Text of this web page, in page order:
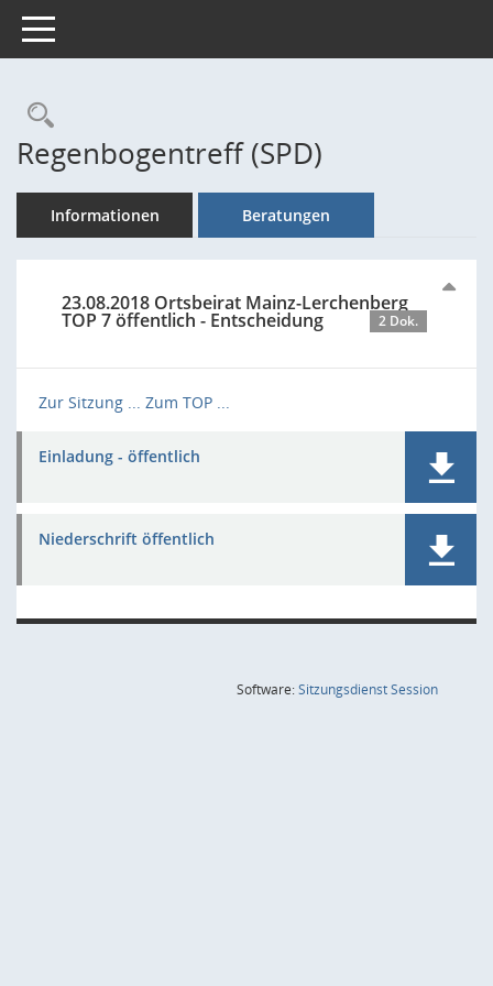
Toggle navigation
Rechercheauswahl
Regenbogentreff (SPD)
Informationen Beratungen
23.08.2018 Ortsbeirat Mainz-Lerchenberg
TOP 7 öffentlich - Entscheidung 2 Dok.
Zur Sitzung ... Zum TOP ...
Einladung - öffentlich
Niederschrift öffentlich
Software:SitzungsdienstSession(Wird in